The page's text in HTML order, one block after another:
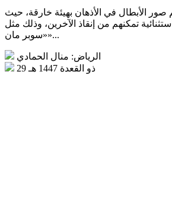
صور الأبطال في الأذهان بهيئة خارقة، حيث
تمكنهم من إنقاذ الآخرين، وذلك مثل
«سوبر مان»...
الرياض: منال الحمادي
29 ذو القعدة 1447 هـ